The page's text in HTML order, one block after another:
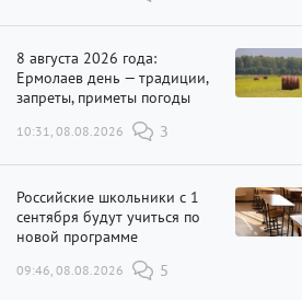
8 августа 2026 года:
Ермолаев день — традиции,
запреты, приметы погоды
10:31, 08.08.2026 3
Российские школьники с 1
сентября будут учиться по
новой программе
09:46, 08.08.2026 5